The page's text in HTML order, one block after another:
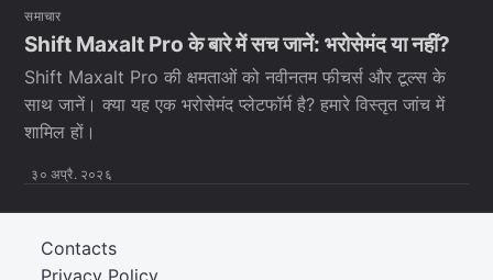
समाचार
Shift Maxalt Pro के बारे में सच जानें: भरोसेमंद या नहीं?
Shift Maxalt Pro की क्षमताओं को नवीनतम फीचर्स और टूल्स के
साथ जानें। क्या यह एक भरोसेमंद प्लेटफॉर्म है? हमारे विस्तृत जांच में
शामिल हों।
३० अप्रै. २०२६
Contacts